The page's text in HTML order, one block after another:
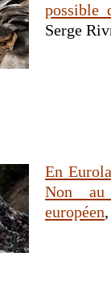
possible
Serge
En
Non au
européen